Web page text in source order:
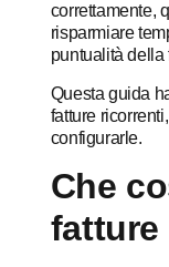
correttamente,
risparmiare
puntualità della
Questa guida
fatture
configurarle.
Che
fatture